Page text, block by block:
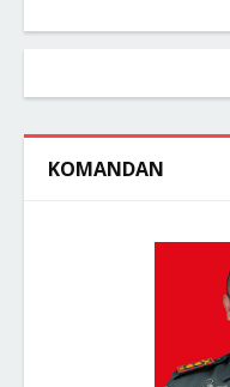
KOMANDAN